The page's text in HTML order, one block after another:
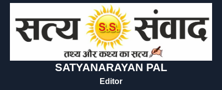
SATYANARAYAN PAL
Editor